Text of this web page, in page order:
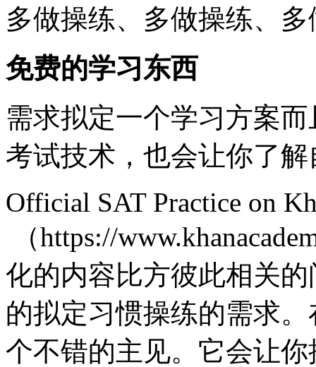
多做操练、多做操练、
免费的学习东西
需求拟定一个学习方案
考试技术，也会让你了
Official SAT Practice on
（https://
化的内容比方彼此相关
的拟定习惯操练的需求
个不错的主见。它会让